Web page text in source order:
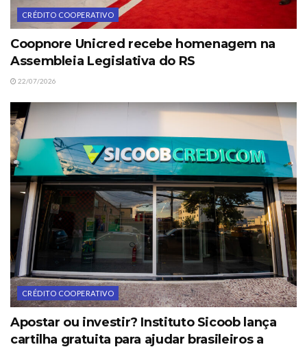
CRÉDITO COOPERATIVO
Coopnore Unicred recebe homenagem na
Assembleia Legislativa do RS
22/07/2026
CRÉDITO COOPERATIVO
Apostar ou investir? Instituto Sicoob lança
cartilha gratuita para ajudar brasileiros a